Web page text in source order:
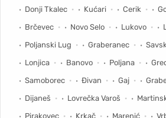
Donji Tkalec
Kućari Cerik
Brčevec
Novo Selo Lukovo
Poljanski Lug
Graberanec
Lonjica
Banovo Poljana
Samoborec
Đivan Gaj
Dijaneš
Lovrečka Varoš
Pirakovec
Krkač Marenić